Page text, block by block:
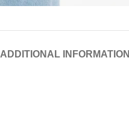
ADDITIONAL INFORMATION